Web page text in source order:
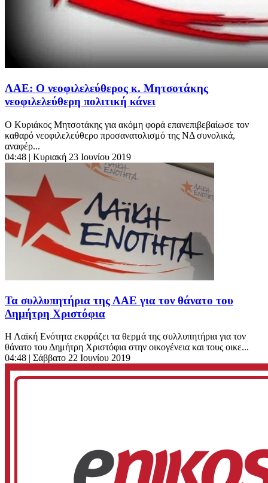
ΛΑΕ: Ο νεοφιλελεύθερος κ. Μητσοτάκης
νεοφιλελεύθερη πολιτική κάνει
Ο Κυριάκος Μητσοτάκης για ακόμη φορά επανεπιβεβαίωσε τον
καθαρό νεοφιλελεύθερο προσανατολισμό της ΝΔ συνολικά,
αναφέρ...
04:48 | Κυριακή 23 Ιουνίου 2019
Τα συλλυπητήρια της ΛΑΕ για τον θάνατο του
Δημήτρη Χριστόφια
Η Λαϊκή Ενότητα εκφράζει τα θερμά της συλλυπητήρια για τον
θάνατο του Δημήτρη Χριστόφια στην οικογένεια και τους οικε...
04:48 | Σάββατο 22 Ιουνίου 2019